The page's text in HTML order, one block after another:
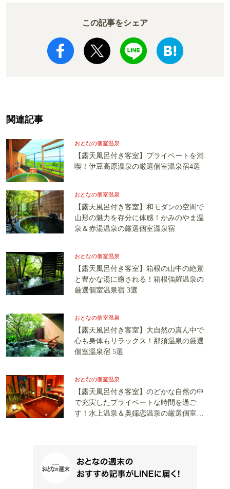
この記事をシェア
関連記事
おとなの個室温泉
【露天風呂付き客室】プライベートを満
喫！伊豆高原温泉の厳選個室温泉宿4選
おとなの個室温泉
【露天風呂付き客室】和モダンの空間で
山形の魅力を存分に体感！かみのやま温
泉＆赤湯温泉の厳選個室温泉宿
おとなの個室温泉
【露天風呂付き客室】箱根の山中の絶景
と豊かな湯に癒される！箱根強羅温泉の
厳選個室温泉宿 3選
おとなの個室温泉
【露天風呂付き客室】大自然の真ん中で
心も身体もリラックス！那須温泉の厳選
個室温泉宿 5選
おとなの個室温泉
【露天風呂付き客室】のどかな自然の中
で充実したプライベートな時間を過ご
す！水上温泉＆奥嬬恋温泉の厳選個室温